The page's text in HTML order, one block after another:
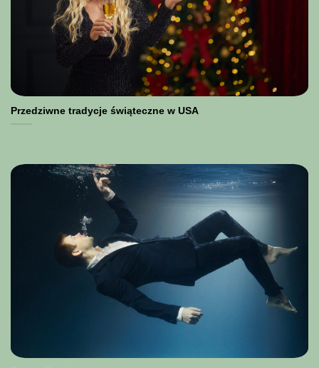
Przedziwne tradycje świąteczne w USA